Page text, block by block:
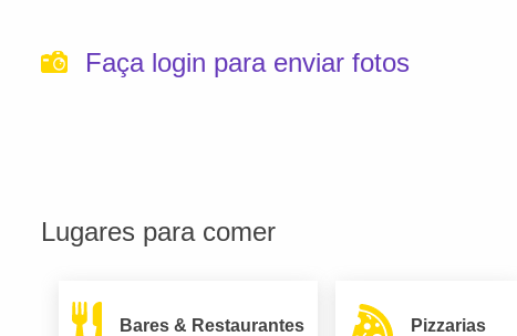
Faça login para enviar fotos
Lugares para comer
Bares & Restaurantes Pizzarias